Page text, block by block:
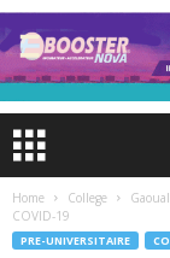
Home College
COVID-19
PRE-UNIVERSITAIRE